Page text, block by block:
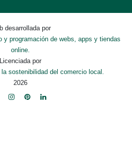
desarrollada por
y programación de webs, apps y tiendas
online.
Licenciada por
la sostenibilidad del comercio local.
2026